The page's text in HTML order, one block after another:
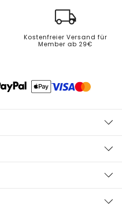
Kostenfreier Versand für
Member ab 29€